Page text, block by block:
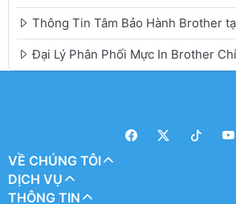
Thông Tin Tâm Bảo Hành Brother
Đại Lý Phân Phối Mực In Brother
VỀ CHÚNG TÔI
DỊCH VỤ
THÔNG TIN